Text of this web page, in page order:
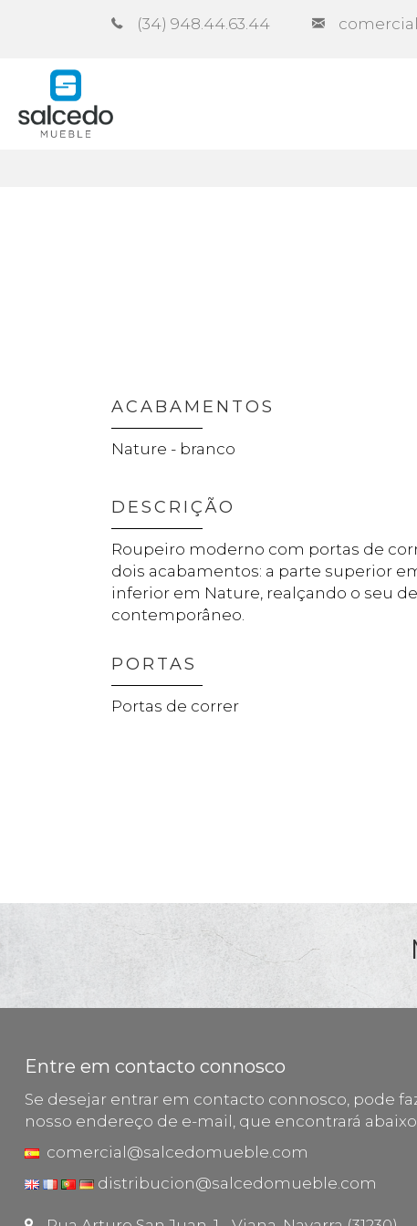
(34) 948.44.63.44
ACABAMENTOS
Nature - branco
DESCRIÇÃO
Roupeiro moderno com portas de
dois acabamentos: a parte superior
inferior em Nature, realçando o seu
contemporâneo.
PORTAS
Portas de correr
Entre em contacto connosco
Se desejar entrar em contacto connosco, pode
nosso endereço de e-mail, que encontrará abaixo.
comercial@salcedomueble.com
distribucion@salcedomueble.com